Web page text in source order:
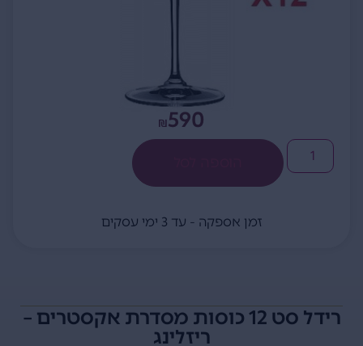
₪590
זמן אספקה - עד 3 ימי עסקים
רידל סט 12 כוסות מסדרת אקסטרים –
ריזלינג